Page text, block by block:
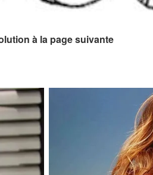
à la page suivante